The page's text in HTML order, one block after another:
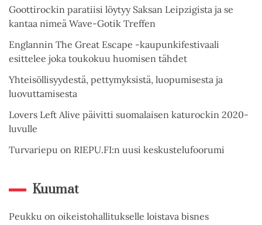
Goottirockin paratiisi löytyy Saksan Leipzigista ja se
kantaa nimeä Wave-Gotik Treffen
Englannin The Great Escape -kaupunkifestivaali
esittelee joka toukokuu huomisen tähdet
Yhteisöllisyydestä, pettymyksistä, luopumisesta ja
luovuttamisesta
Lovers Left Alive päivitti suomalaisen katurockin 2020-
luvulle
Turvariepu on RIEPU.FI:n uusi keskustelufoorumi
Kuumat
Peukku on oikeistohallitukselle loistava bisnes